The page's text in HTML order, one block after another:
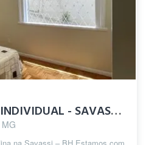
Cod20302 QUARTO INDIVIDUAL - SAVASSI - Praça da liberdade